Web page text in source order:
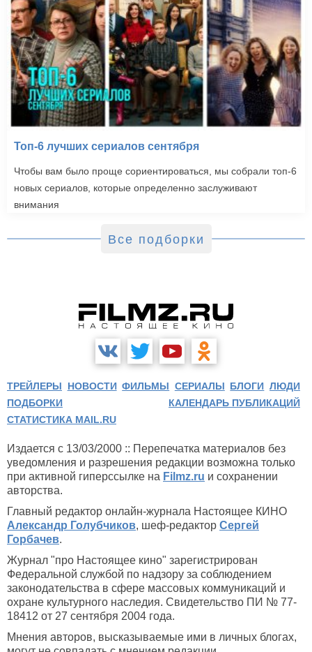
Топ-6 лучших сериалов сентября
Чтобы вам было проще сориентироваться, мы собрали топ-6
новых сериалов, которые определенно заслуживают
внимания
Все подборки
ТРЕЙЛЕРЫ НОВОСТИ ФИЛЬМЫ СЕРИАЛЫ БЛОГИ ЛЮДИ
ПОДБОРКИ
КАЛЕНДАРЬ ПУБЛИКАЦИЙ
СТАТИСТИКА MAIL.RU
Издается с 13/03/2000 :: Перепечатка материалов без
уведомления и разрешения редакции возможна только
при активной гиперссылке на Filmz.ru и сохранении
авторства.
Главный редактор онлайн-журнала Настоящее КИНО
Александр Голубчиков, шеф-редактор Сергей
Горбачев.
Журнал "про Настоящее кино" зарегистрирован
Федеральной службой по надзору за соблюдением
законодательства в сфере массовых коммуникаций и
охране культурного наследия. Свидетельство ПИ № 77-
18412 от 27 сентября 2004 года.
Мнения авторов, высказываемые ими в личных блогах,